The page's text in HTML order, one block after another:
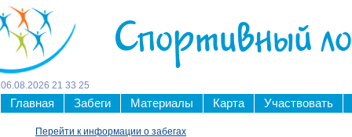
Спортивный
06 08 2026 21 33 26
Главная Забеги Материалы Карта Участвовать
Перейти к информации о забегах